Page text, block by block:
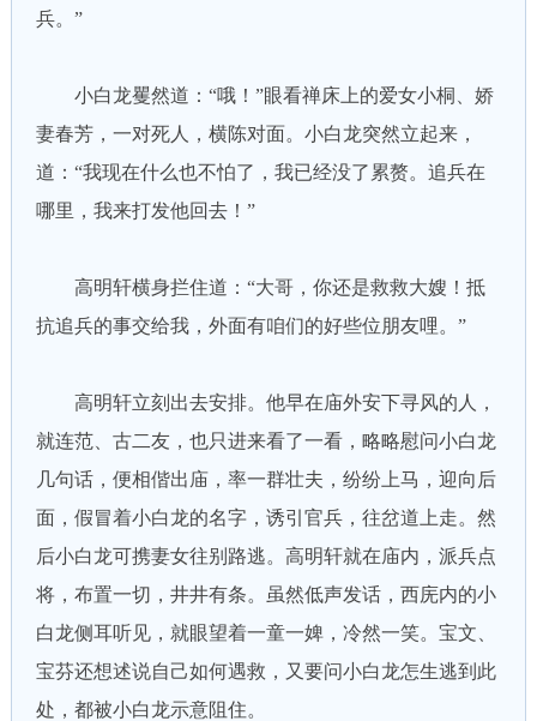
兵。”
小白龙矍然道：“哦！”眼看禅床上的爱女小桐、娇
妻春芳，一对死人，横陈对面。小白龙突然立起来，
道：“我现在什么也不怕了，我已经没了累赘。追兵在
哪里，我来打发他回去！”
高明轩横身拦住道：“大哥，你还是救救大嫂！抵
抗追兵的事交给我，外面有咱们的好些位朋友哩。”
高明轩立刻出去安排。他早在庙外安下寻风的人，
就连范、古二友，也只进来看了一看，略略慰问小白龙
几句话，便相偕出庙，率一群壮夫，纷纷上马，迎向后
面，假冒着小白龙的名字，诱引官兵，往岔道上走。然
后小白龙可携妻女往别路逃。高明轩就在庙内，派兵点
将，布置一切，井井有条。虽然低声发话，西庑内的小
白龙侧耳听见，就眼望着一童一婢，冷然一笑。宝文、
宝芬还想述说自己如何遇救，又要问小白龙怎生逃到此
处，都被小白龙示意阻住。